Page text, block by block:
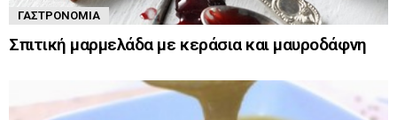
ΓΑΣΤΡΟΝΟΜΊΑ
Σπιτική μαρμελάδα με κεράσια και μαυροδάφνη